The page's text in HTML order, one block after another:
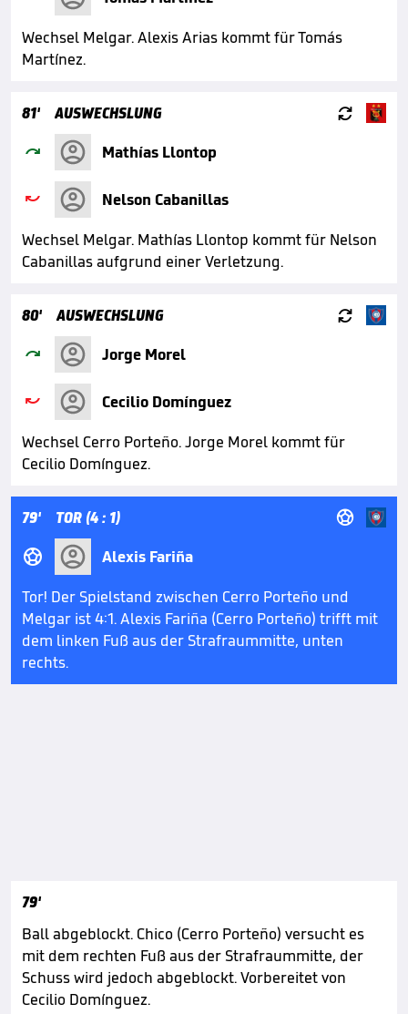
Wechsel Melgar. Alexis Arias kommt für Tomás
Martínez.
81' AUSWECHSLUNG 
 Mathías Llontop

Nelson Cabanillas
Wechsel Melgar. Mathías Llontop kommt für Nelson
Cabanillas aufgrund einer Verletzung.
80' AUSWECHSLUNG 
 Jorge Morel

Cecilio Domínguez
Wechsel Cerro Porteño. Jorge Morel kommt für
Cecilio Domínguez.
79' TOR (4 : 1) 

Alexis Fariña
Tor! Der Spielstand zwischen Cerro Porteño und
Melgar ist 4:1. Alexis Fariña (Cerro Porteño) trifft mit
dem linken Fuß aus der Strafraummitte, unten
rechts.
79'
Ball abgeblockt. Chico (Cerro Porteño) versucht es
mit dem rechten Fuß aus der Strafraummitte, der
Schuss wird jedoch abgeblockt. Vorbereitet von
Cecilio Domínguez.